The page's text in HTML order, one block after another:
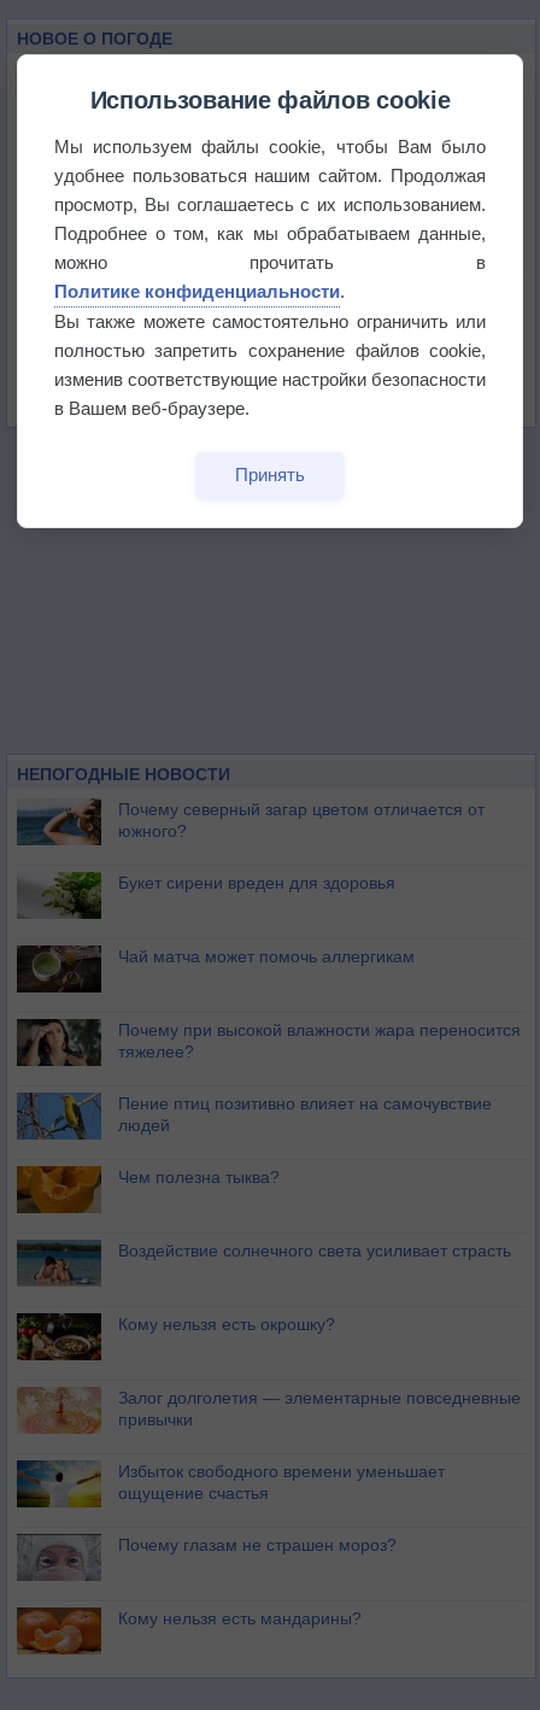
НОВОЕ О ПОГОДЕ
Приложение построит маршрут через тень
Атмосфера начала замерзать
В Приморье обнаружены морские волны тепла
бабочек
НЕПОГОДНЫЕ НОВОСТИ
Почему северный загар цветом отличается от
южного?
Букет сирени вреден для здоровья
Чай матча может помочь аллергикам
Почему при высокой влажности жара переносится
тяжелее?
Пение птиц позитивно влияет на самочувствие
людей
Чем полезна тыква?
Воздействие солнечного света усиливает страсть
Кому нельзя есть окрошку?
Залог долголетия — элементарные повседневные
привычки
Избыток свободного времени уменьшает
ощущение счастья
Почему глазам не страшен мороз?
Кому нельзя есть мандарины?
Использование файлов cookie
Мы используем файлы cookie, чтобы Вам было
удобнее пользоваться нашим сайтом. Продолжая
просмотр, Вы соглашаетесь с их использованием.
Подробнее о том, как мы обрабатываем данные,
можно прочитать в
Политике конфиденциальности.
Вы также можете самостоятельно ограничить или
полностью запретить сохранение файлов cookie,
изменив соответствующие настройки безопасности
в Вашем веб-браузере.
Принять